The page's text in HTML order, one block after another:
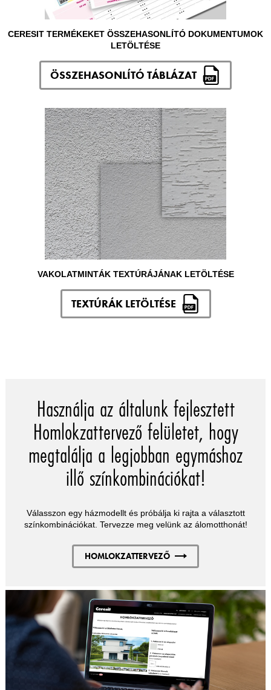
CERESIT TERMÉKEKET ÖSSZEHASONLÍTÓ DOKUMENTUMOK
LETÖLTÉSE
ÖSSZEHASONLÍTÓ TÁBLÁZAT
VAKOLATMINTÁK TEXTÚRÁJÁNAK LETÖLTÉSE
TEXTÚRÁK LETÖLTÉSE
Használja az általunk fejlesztett
Homlokzattervező felületet, hogy
megtalálja a legjobban egymáshoz
illő színkombinációkat!
Válasszon egy házmodellt és próbálja ki rajta a választott
színkombinációkat. Tervezze meg velünk az álomotthonát!
HOMLOKZATTERVEZŐ